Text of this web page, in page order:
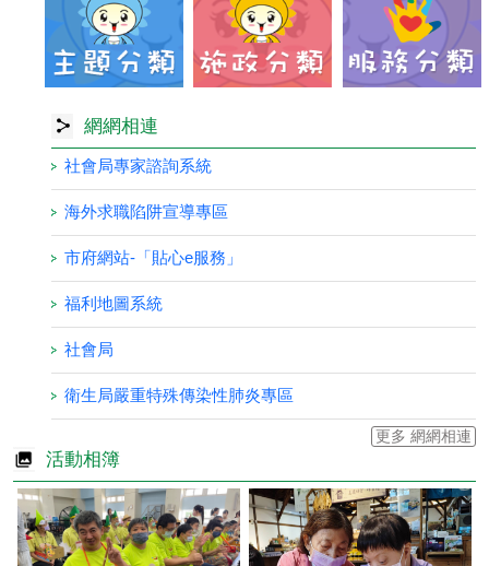
網網相連
社會局專家諮詢系統
海外求職陷阱宣導專區
市府網站-「貼心e服務」
福利地圖系統
社會局
衛生局嚴重特殊傳染性肺炎專區
更多 網網相連
活動相簿